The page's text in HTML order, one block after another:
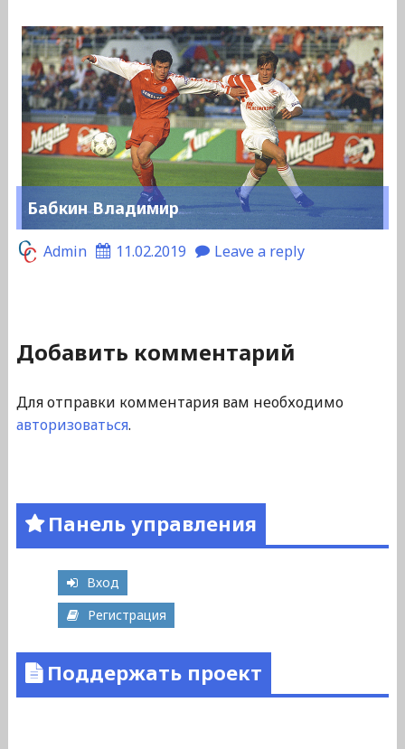
Бабкин Владимир
Admin 11.02.2019 Leave a reply
Добавить комментарий
Для отправки комментария вам необходимо
авторизоваться.
Панель управления
Вход
Регистрация
Поддержать проект